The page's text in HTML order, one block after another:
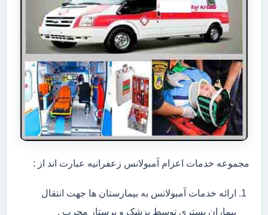
مجموعه خدمات اعزام آمبولانس زعفرانیه عبارت اند از :
ارائه خدمات آمبولانس به بیمارستان ها جهت انتقال
بیماران بستری توسط پزشک و پرستار مجرب .